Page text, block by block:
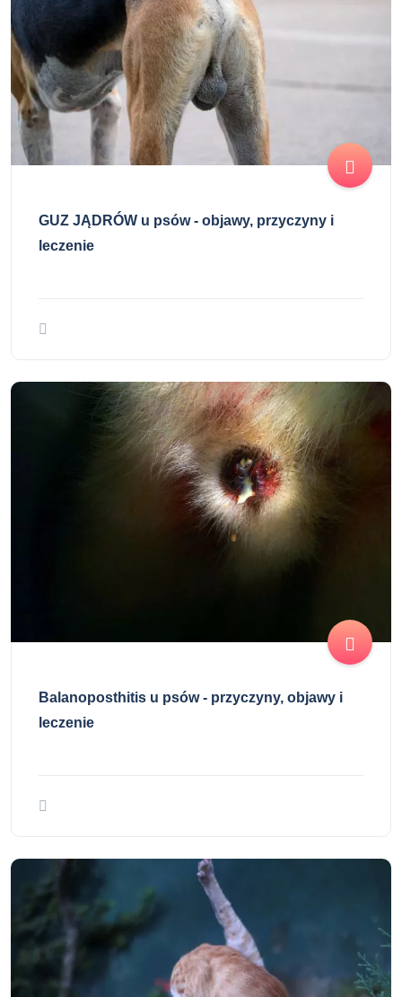
GUZ JĄDRÓW u psów - objawy, przyczyny i
leczenie
Balanoposthitis u psów - przyczyny, objawy i
leczenie